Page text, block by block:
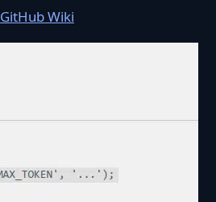
GitHub Wiki